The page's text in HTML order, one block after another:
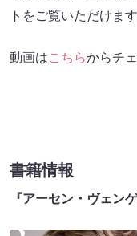
トをご覧いただけます
動画はこちらからチ
書籍情報
『アーセン・ヴェン